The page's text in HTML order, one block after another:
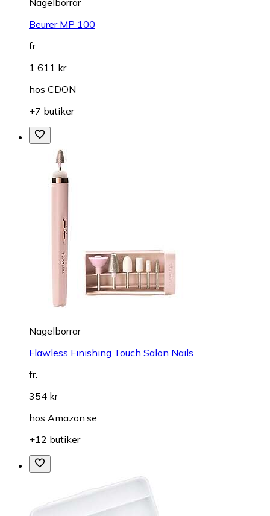
Beurer MP 100
fr.
1 611 kr
hos CDON
+7 butiker
Nagelborrar
Flawless Finishing Touch Salon Nails
fr.
354 kr
hos Amazon.se
+12 butiker